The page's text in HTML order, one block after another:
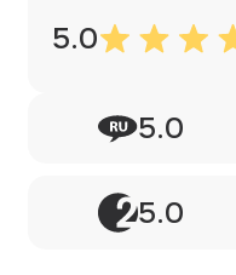
5.0
5.0
5.0